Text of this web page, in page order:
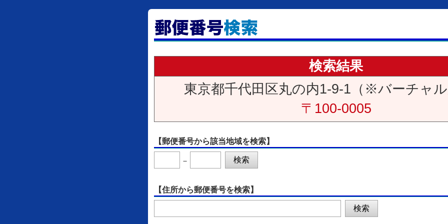
検索結果
東京都千代田区丸の内1-9-1（※バーチャ
〒100-0005
【郵便番号から該当地域を検索】
－
【住所から郵便番号を検索】